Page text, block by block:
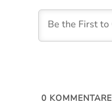
0KOMMENTARE